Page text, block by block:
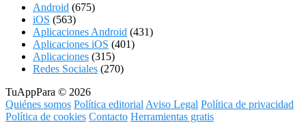
Android (675)
iOS (563)
Aplicaciones Android (431)
Aplicaciones iOS (401)
Aplicaciones (315)
Redes Sociales (270)
TuAppPara © 2026
Quiénes somos Política editorial Aviso Legal Política de privacidad
Política de cookies Contacto Herramientas gratis